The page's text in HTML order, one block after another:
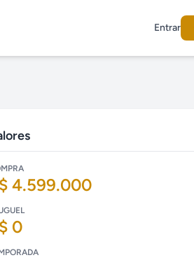
Entrar
4.599.000
0